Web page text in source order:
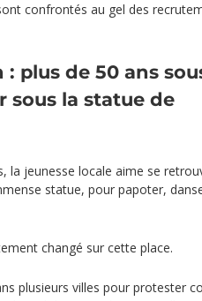
confrontés au gel des
: plus de 50 ans
sous la statue de
la jeunesse locale aime se
statue, pour papoter,
changé sur cette place.
plusieurs villes pour protester